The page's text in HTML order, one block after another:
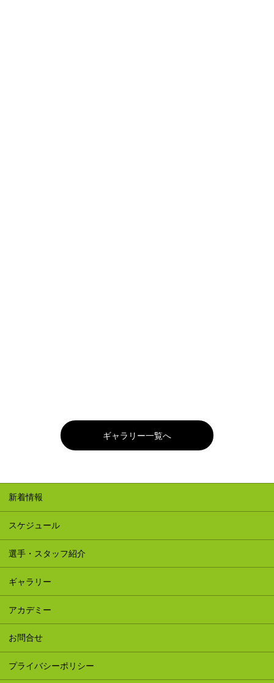
ギャラリー一覧へ
新着情報
スケジュール
選手・スタッフ紹介
ギャラリー
アカデミー
お問合せ
プライバシーポリシー